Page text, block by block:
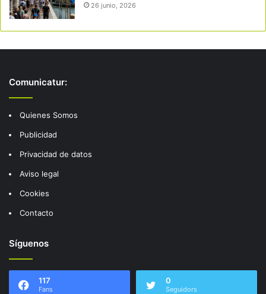
26 junio, 2026
Comunicatur:
Quienes Somos
Publicidad
Privacidad de datos
Aviso legal
Cookies
Contacto
Síguenos
117
Fans
0
Seguidors